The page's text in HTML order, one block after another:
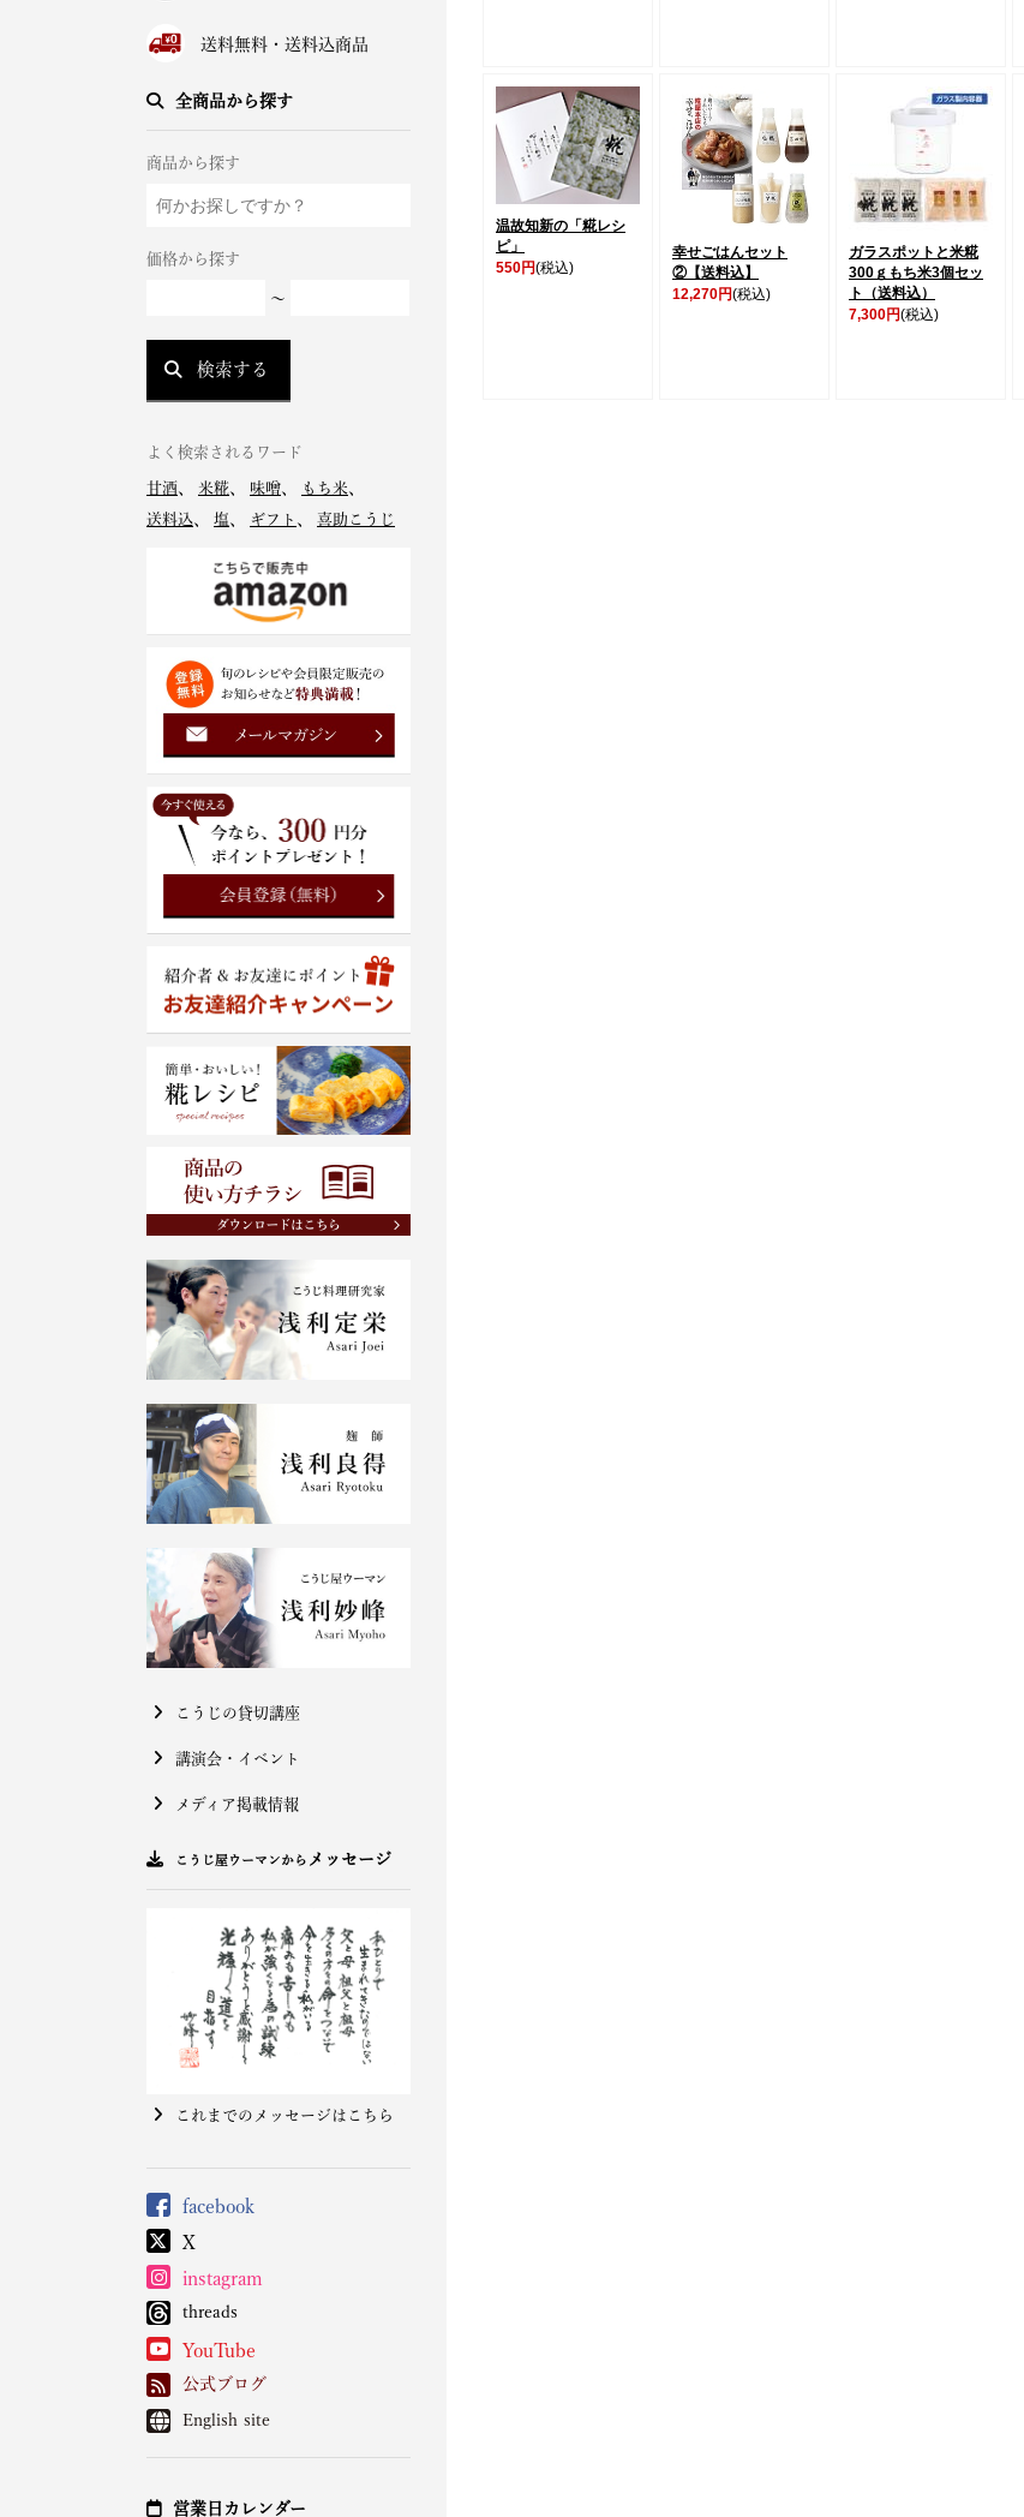
送料無料・送料込商品
全商品から探す
商品から探す
価格から探す
～
検索する
よく検索されるワード
甘酒 米糀 味噌 もち米
送料込
塩 ギフト 喜助こうじ
こうじの貸切講座
講演会・イベント
メディア掲載情報
こうじ屋ウーマンから メッセージ
これまでのメッセージはこちら
facebook
X
instagram
threads
YouTube
公式ブログ
English site
営業日カレンダー
温故知新の「糀レシ
ピ」
550円(税込)
幸せごはんセット
②【送料込】
12,270円(税込)
ガラスポットと米糀
300ｇもち米3個セッ
ト（送料込）
7,300円(税込)